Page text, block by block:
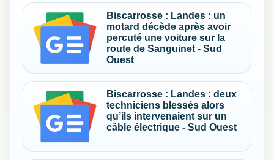
Biscarrosse : Landes : un
motard décède après avoir
percuté une voiture sur la
route de Sanguinet - Sud
Ouest
Biscarrosse : Landes : deux
techniciens blessés alors
qu’ils intervenaient sur un
câble électrique - Sud Ouest